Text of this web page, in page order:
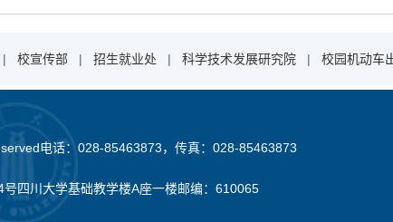
| 校宣传部 | 招生就业处 | 科学技术发展研究院 | 校园机动车
电话：028-85463873，传真：028-85463873
四川大学基础教学楼A座一楼邮编：610065